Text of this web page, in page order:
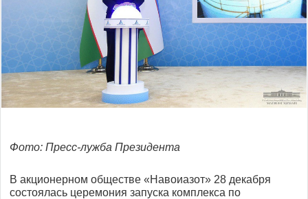
Фото: Пресс-лужба Президента
В акционерном обществе «Навоиазот» 28 декабря
состоялась церемония запуска комплекса по